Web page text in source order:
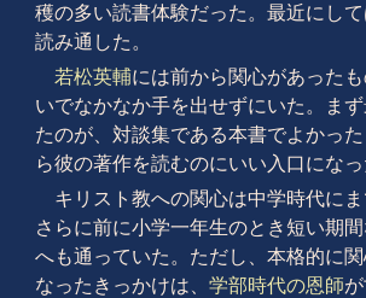
穫の多い読書体験だった。最近にし
読み通した。
若松英輔には前から関心があった
いでなかなか手を出せずにいた。ま
たのが、対談集である本書でよかっ
ら彼の著作を読むのにいい入口になっ
キリスト教への関心は中学時代にま
さらに前に小学一年生のとき短い期
へも通っていた。ただし、本格的に
なったきっかけは、 学部時代の恩師